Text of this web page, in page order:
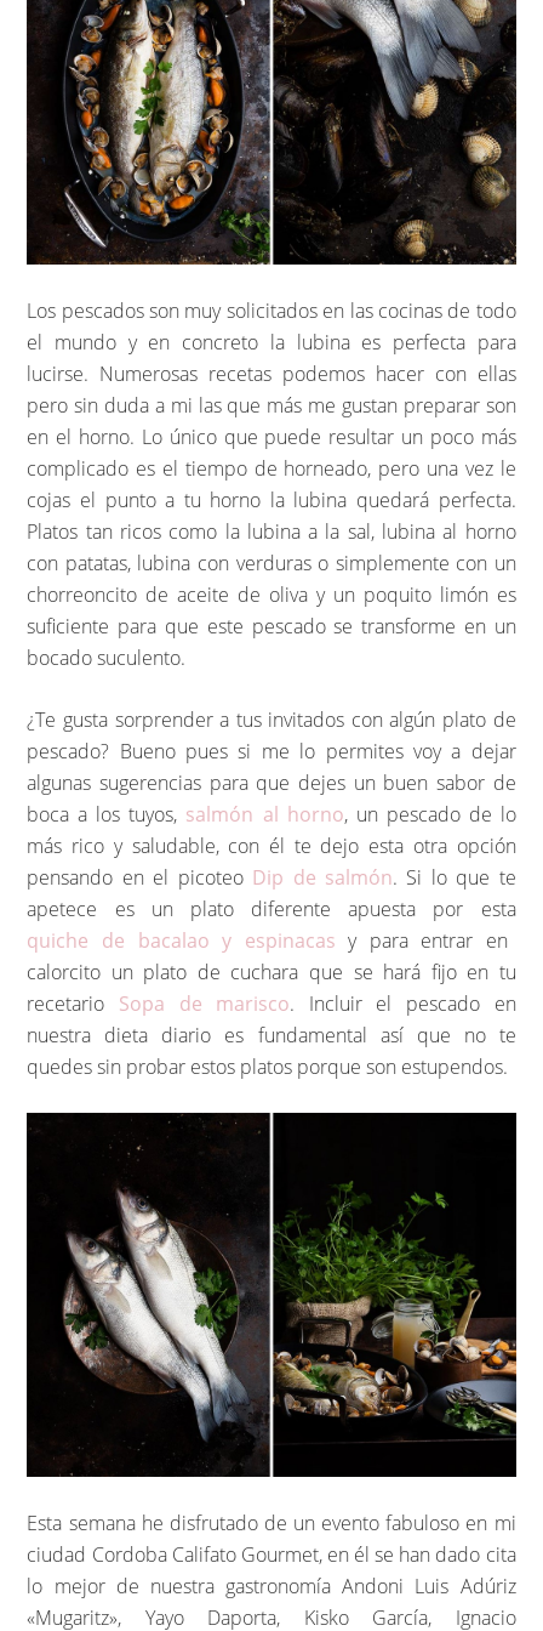
Los pescados son muy solicitados en las cocinas de todo
el mundo y en concreto la lubina es perfecta para
lucirse. Numerosas recetas podemos hacer con ellas
pero sin duda a mi las que más me gustan preparar son
en el horno. Lo único que puede resultar un poco más
complicado es el tiempo de horneado, pero una vez le
cojas el punto a tu horno la lubina quedará perfecta.
Platos tan ricos como la lubina a la sal, lubina al horno
con patatas, lubina con verduras o simplemente con un
chorreoncito de aceite de oliva y un poquito limón es
suficiente para que este pescado se transforme en un
bocado suculento.
¿Te gusta sorprender a tus invitados con algún plato de
pescado? Bueno pues si me lo permites voy a dejar
algunas sugerencias para que dejes un buen sabor de
boca a los tuyos, salmón al horno, un pescado de lo
más rico y saludable, con él te dejo esta otra opción
pensando en el picoteo Dip de salmón. Si lo que te
apetece es un plato diferente apuesta por esta
quiche de bacalao y espinacas y para entrar en
calorcito un plato de cuchara que se hará fijo en tu
recetario Sopa de marisco. Incluir el pescado en
nuestra dieta diario es fundamental así que no te
quedes sin probar estos platos porque son estupendos.
Esta semana he disfrutado de un evento fabuloso en mi
ciudad Cordoba Califato Gourmet, en él se han dado cita
lo mejor de nuestra gastronomía Andoni Luis Adúriz
«Mugaritz», Yayo Daporta, Kisko García, Ignacio